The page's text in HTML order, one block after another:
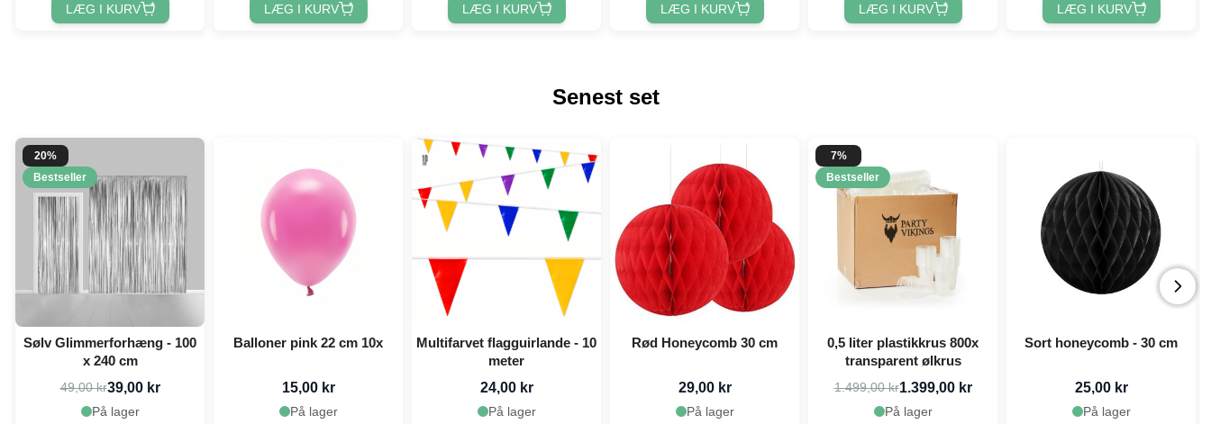
LÆG I KURV LÆG I KURV LÆG I KURV LÆG I KURV LÆG I KURV LÆG I KURV
Senest set
20%
Bestseller
Sølv Glimmerforhæng - 100
x 240 cm
49,00 kr39,00 kr
På lager
Balloner pink 22 cm 10x
15,00 kr
På lager
Multifarvet flagguirlande - 10
meter
24,00 kr
På lager
Rød Honeycomb 30 cm
29,00 kr
På lager
7%
Bestseller
0,5 liter plastikkrus 800x
transparent ølkrus
1.499,00 kr1.399,00 kr
På lager
Sort honeycomb - 30 cm
25,00 kr
På lager